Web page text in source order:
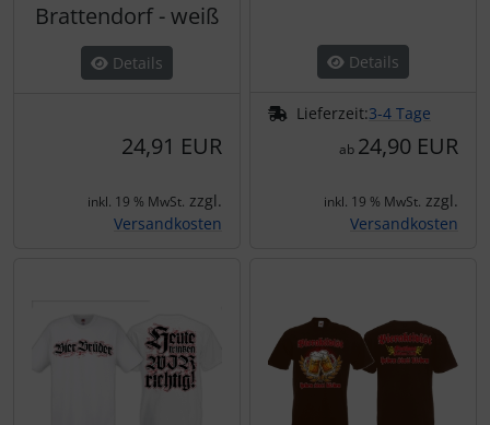
Brattendorf - weiß
Details
24,91 EUR
inkl. 19 % MwSt. zzgl.
Versandkosten
Details
Lieferzeit:3-4 Tage
ab 24,90 EUR
inkl. 19 % MwSt. zzgl.
Versandkosten